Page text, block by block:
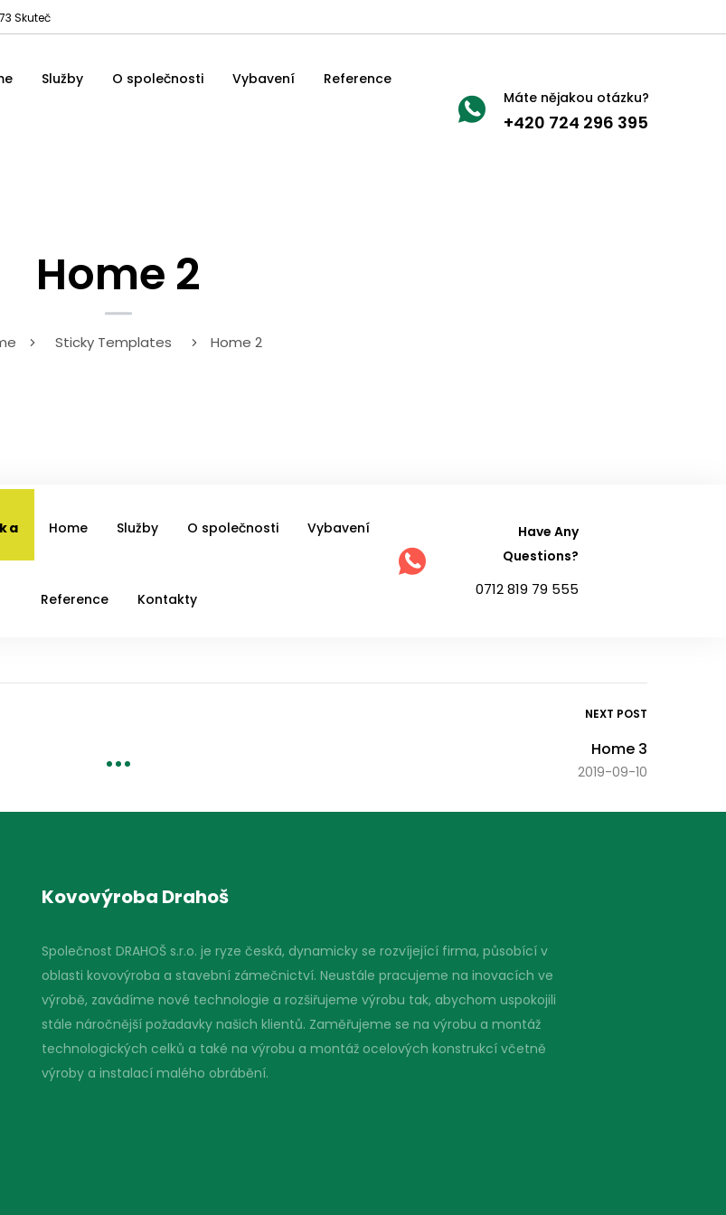
Skuteč
Služby O společnosti Vybavení Reference
Máte nějakou otázku?
+420 724 296 395
Home 2
Sticky Templates Home 2
Home Služby O společnosti Vybavení
Reference Kontakty
Have Any
Questions?
0712 819 79 555
NEXT POST
Home 3
2019-09-10
Kovovýroba Drahoš
Společnost DRAHOŠ s.r.o. je ryze česká, dynamicky se rozvíjející firma, působící v
oblasti kovovýroba a stavební zámečnictví. Neustále pracujeme na inovacích ve
výrobě, zavádíme nové technologie a rozšiřujeme výrobu tak, abychom uspokojili
stále náročnější požadavky našich klientů. Zaměřujeme se na výrobu a montáž
technologických celků a také na výrobu a montáž ocelových konstrukcí včetně
výroby a instalací malého obrábění.